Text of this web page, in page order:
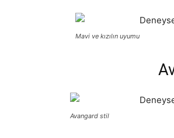
Mavi ve kızılın uyumu
Avangard stil